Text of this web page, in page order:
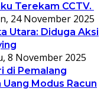
Terekam CCTV.
24 November 2025
Utara: Diduga Aksi
8 November 2025
di Pemalang
Modus Racun